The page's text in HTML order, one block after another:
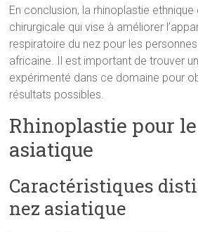
En conclusion, la rhinoplastie
chirurgicale qui vise à améliorer
respiratoire du nez pour les
africaine. Il est important de trouver
expérimenté dans ce domaine pour
résultats possibles.
Rhinoplastie pour
asiatique
Caractéristiques
nez asiatique